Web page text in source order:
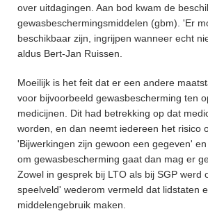
over uitdagingen. Aan bod kwam de
gewasbeschermingsmiddelen (gbm). 'Er
beschikbaar zijn, ingrijpen wanneer echt
aldus Bert-Jan Ruissen.
Moeilijk is het feit dat er een andere
voor bijvoorbeeld gewasbescherming ten
medicijnen. Dit had betrekking op dat
worden, en dan neemt iedereen het risico
'Bijwerkingen zijn gewoon een gegeven'
om gewasbescherming gaat dan mag er
Zowel in gesprek bij LTO als bij SGP werd
speelveld' wederom vermeld dat lidstaten
middelengebruik maken.